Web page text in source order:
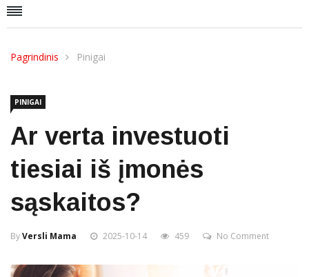
Pagrindinis Pinigai
PINIGAI
Ar verta investuoti
tiesiai iš įmonės
sąskaitos?
ByVersli Mama 2025-10-14 459 No Comment